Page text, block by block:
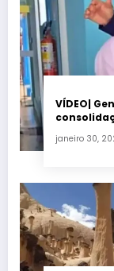
VÍDEO|
janeiro 30,